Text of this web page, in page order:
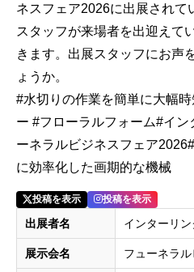
ネスフェア2026に出展されて
スタッフが来場者を出迎えて
きます。出展スタッフにお声
ょうか。
#水切りの作業を簡単に大幅
ー #フローラルフォーム#イン
ーネラルビジネスフェア
に効率化した画期的な機械
投稿を表示 投稿を表示
出展者名 インターリ
展示会名 フューネラ